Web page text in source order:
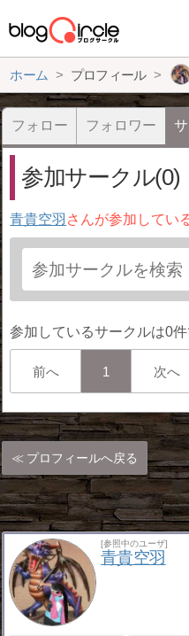
ホーム プロフィール
フォロー フォロワー
参加サークル(0)
青貴空羽 さんが参加してい
参加しているサークルは0件
前へ 1 次へ
プロフィールへ戻る
[参照中のユーザ]
青貴空羽